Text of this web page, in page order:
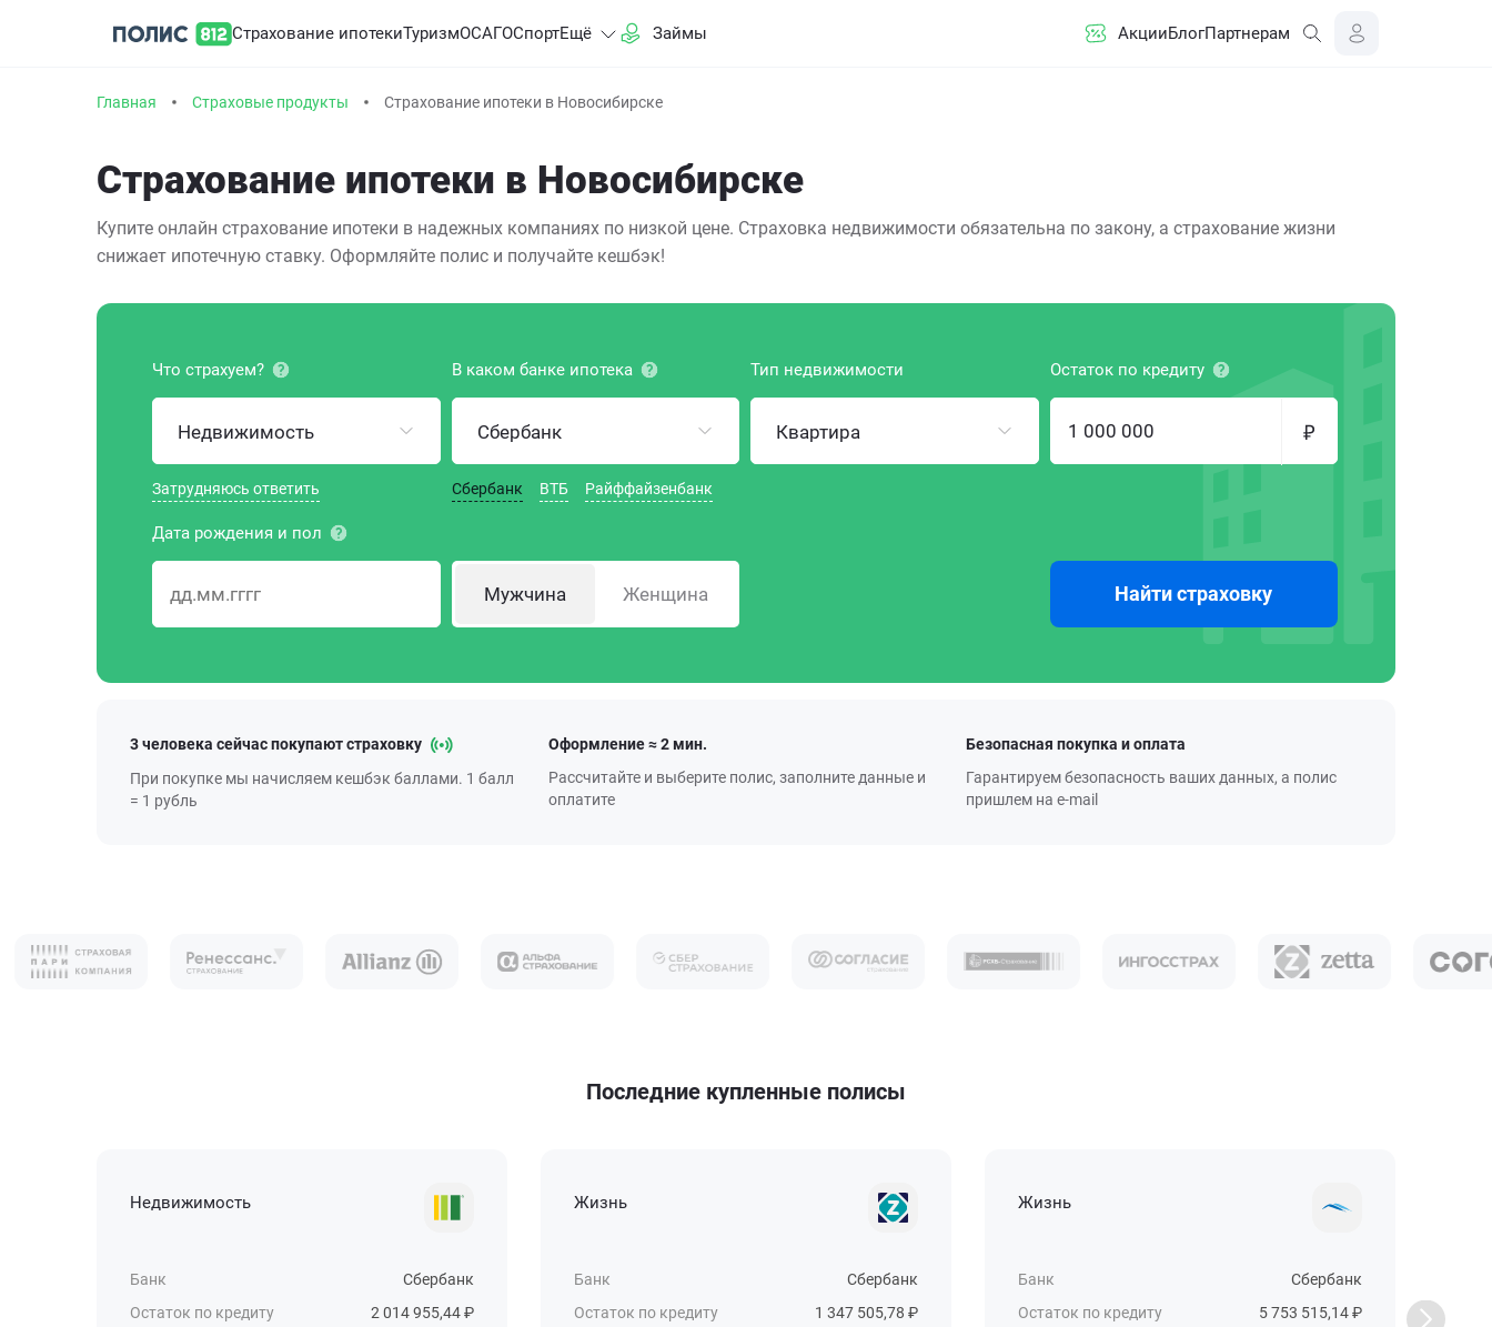
Страхование ипотекиТуризмОСАГОСпортЕщё Займы АкцииБлогПартнерам
Главная Страховые продукты Страхование ипотеки в Новосибирске
Страхование ипотеки в Новосибирске
Купите онлайн страхование ипотеки в надежных компаниях по низкой цене. Страховка недвижимости обязательна по закону, а страхование жизни
снижает ипотечную ставку. Оформляйте полис и получайте кешбэк!
Что страхуем?
Недвижимость
Затрудняюсь ответить
В каком банке ипотека
Сбербанк
Сбербанк ВТБ Райффайзенбанк
Тип недвижимости
Квартира
Остаток по кредиту
Дата рождения и пол
Мужчина Женщина Найти страховку
3 человека сейчас покупают страховку
При покупке мы начисляем кешбэк баллами. 1 балл
= 1 рубль
Оформление ≈ 2 мин.
Рассчитайте и выберите полис, заполните данные и
оплатите
Безопасная покупка и оплата
Гарантируем безопасность ваших данных, а полис
пришлем на e-mail
Последние купленные полисы
Недвижимость
Банк
Сбербанк
Остаток по кредиту
2 014 955,44 ₽
Жизнь
Банк
Сбербанк
Остаток по кредиту
1 347 505,78 ₽
Жизнь
Банк
Сбербанк
Остаток по кредиту
5 753 515,14 ₽